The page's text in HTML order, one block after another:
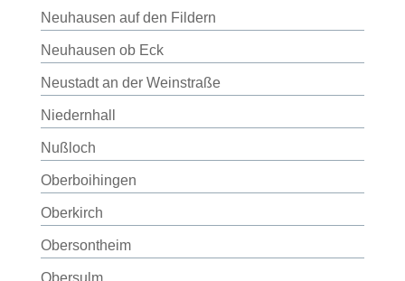
Neuhausen auf den Fildern
Neuhausen ob Eck
Neustadt an der Weinstraße
Niedernhall
Nußloch
Oberboihingen
Oberkirch
Obersontheim
Obersulm